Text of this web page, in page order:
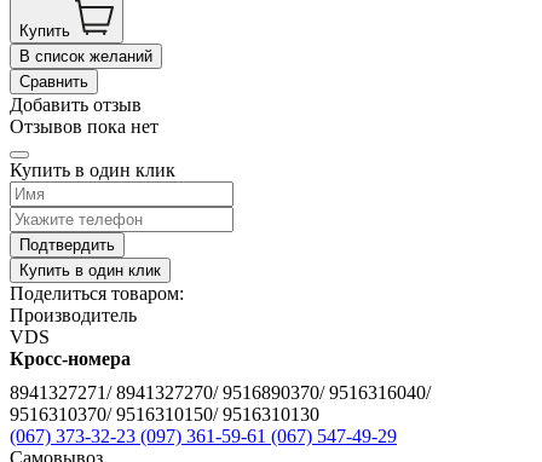
Купить
В список желаний
Сравнить
Добавить отзыв
Отзывов пока нет
Купить в один клик
Подтвердить
Купить в один клик
Поделиться товаром:
Производитель
VDS
Кросс-номера
8941327271/ 8941327270/ 9516890370/ 9516316040/
9516310370/ 9516310150/ 9516310130
(067) 373-32-23 (097) 361-59-61 (067) 547-49-29